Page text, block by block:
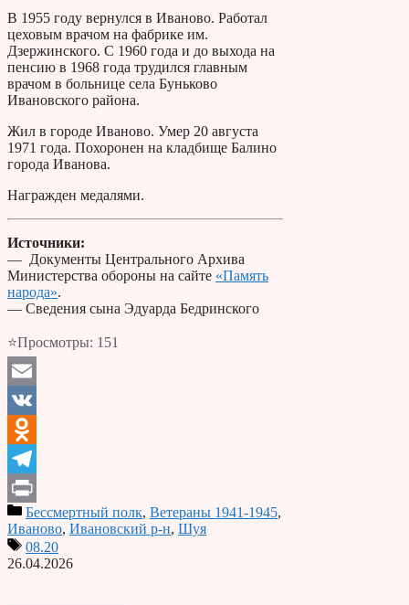
В 1955 году вернулся в Иваново. Работал
цеховым врачом на фабрике им.
Дзержинского. С 1960 года и до выхода на
пенсию в 1968 года трудился главным
врачом в больнице села Буньково
Ивановского района.
Жил в городе Иваново. Умер 20 августа
1971 года. Похоронен на кладбище Балино
города Иванова.
Награжден медалями.
Источники:
— Документы Центрального Архива
Министерства обороны на сайте «Память
народа».
— Сведения сына Эдуарда Бедринского
⭐Просмотры: 151
Email
VK
Odnoklassniki
Telegram
PrintБессмертный полк, Ветераны 1941-1945,
Иваново, Ивановский р-н, Шуя
08.20
26.04.2026